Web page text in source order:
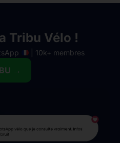
Tribu Vélo !
| 10k+ membres
→